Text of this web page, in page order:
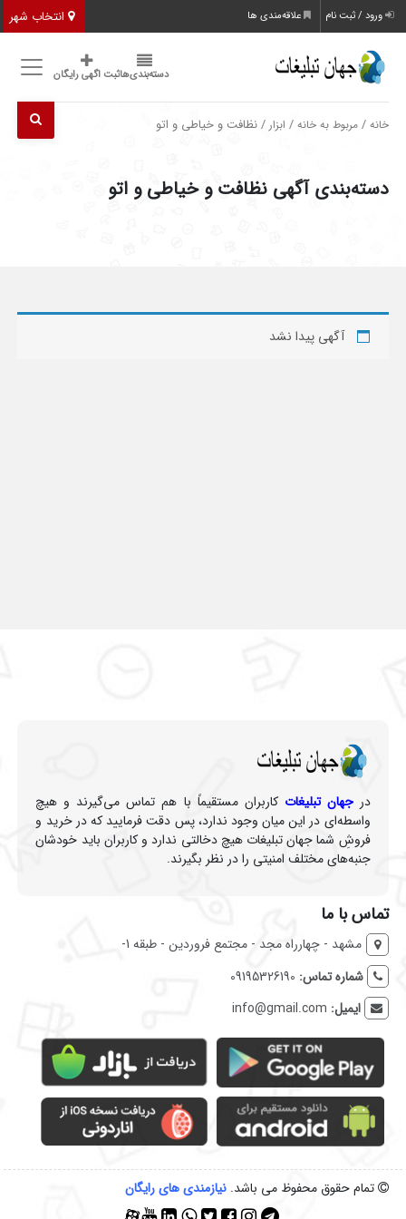
انتخاب شهر ورود / ثبت نام علاقه‌مندی ها
دسته‌بندی‌هاثبت اگهی رایگان
خانه /مربوط به خانه / ابزار/ نظافت و خیاطی و اتو
دسته‌بندی آگهی نظافت و خیاطی و اتو
آگهی پیدا نشد
درجهان تبلیغات کاربران مستقیماً با هم تماس می‌گیرند و هیچ
واسطه‌ای در این میان وجود ندارد، پس دقت فرمایید که در خرید و
فروشِ شما جهان تبلیغات هیچ دخالتی ندارد و کاربران باید خودشان
جنبه‌های مختلف امنیتی را در نظر بگیرند.
تماس با ما
مشهد - چهارراه مجد - مجتمع فروردین - طبقه 1-
شماره تماس: 09195326190
ایمیل: info@gmail.com
تمام حقوق محفوظ می باشد.نیازمندی‌ های رایگان